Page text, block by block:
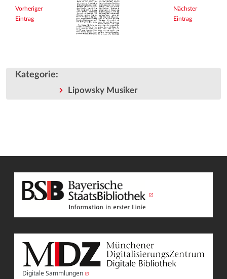
Vorheriger
Eintrag
Nächster
Eintrag
Kategorie:
Lipowsky Musiker
Digitale Sammlungen